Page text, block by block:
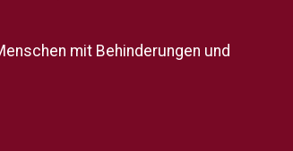
mit Behinderungen und